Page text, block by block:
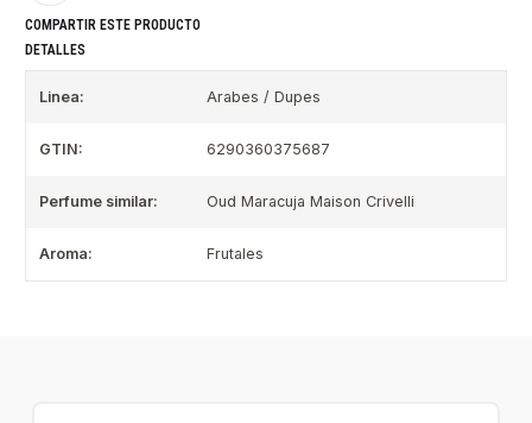
COMPARTIR ESTE PRODUCTO
DETALLES
Linea: Arabes / Dupes
GTIN: 6290360375687
Perfume similar: Oud Maracuja Maison Crivelli
Aroma: Frutales